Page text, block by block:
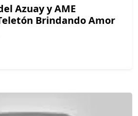
Azuay y AME
Brindando Amor